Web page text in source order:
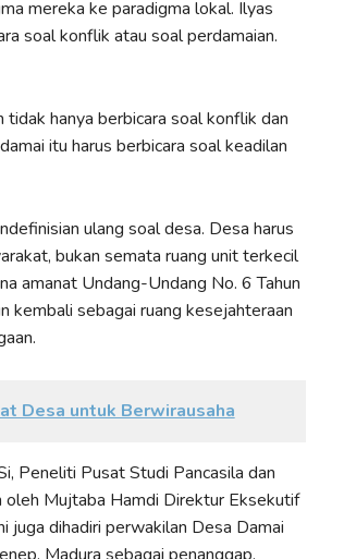
mereka ke paradigma lokal. Ilyas
soal konflik atau soal perdamaian.
hanya berbicara soal konflik dan
itu harus berbicara soal keadilan
ulang soal desa. Desa harus
bukan semata ruang unit terkecil
amanat Undang-Undang No. 6 Tahun
kembali sebagai ruang kesejahteraan
Desa untuk Berwirausaha
Peneliti Pusat Studi Pancasila dan
oleh Mujtaba Hamdi Direktur Eksekutif
juga dihadiri perwakilan Desa Damai